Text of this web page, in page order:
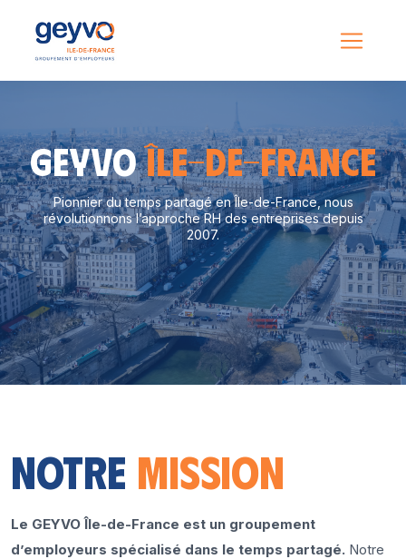
GEYVOÎle-de-France
Pionnier du temps partagé en Île-de-France, nous
révolutionnons l’approche RH des entreprises depuis
2007.
Notre mission
Le GEYVO Île-de-France est un groupement
d’employeurs spécialisé dans le temps partagé. Notre